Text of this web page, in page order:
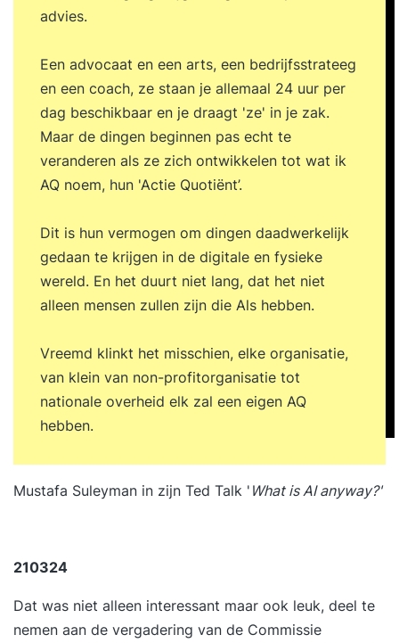
advies.
Een advocaat en een arts, een bedrijfsstrateeg
en een coach, ze staan je allemaal 24 uur per
dag beschikbaar en je draagt 'ze' in je zak.
Maar de dingen beginnen pas echt te
veranderen als ze zich ontwikkelen tot wat ik
AQ noem, hun 'Actie Quotiënt’.
Dit is hun vermogen om dingen daadwerkelijk
gedaan te krijgen in de digitale en fysieke
wereld. En het duurt niet lang, dat het niet
alleen mensen zullen zijn die Als hebben.
Vreemd klinkt het misschien, elke organisatie,
van klein van non-profitorganisatie tot
nationale overheid elk zal een eigen AQ
hebben.
Mustafa Suleyman in zijn Ted Talk ' What is AI anyway?'
210324
Dat was niet alleen interessant maar ook leuk, deel te
nemen aan de vergadering van de Commissie